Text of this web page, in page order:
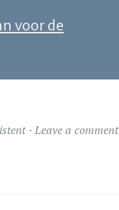
voor de
Leave a comment